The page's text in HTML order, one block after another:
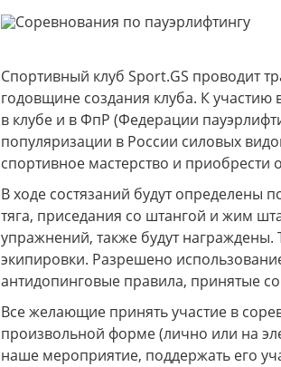
Спортивный клуб Sport.GS проводит
годовщине создания клуба. К
в клубе и в ФпР (Федерации
популяризации в России силовых
спортивное мастерство и приобрести
В ходе состязаний будут определены
тяга, приседания со штангой и жим
упражнений, также будут
экипировки. Разрешено
антидопинговые правила, принятые
Все желающие принять участие в
произвольной форме (лично или на
наше мероприятие, поддержать его